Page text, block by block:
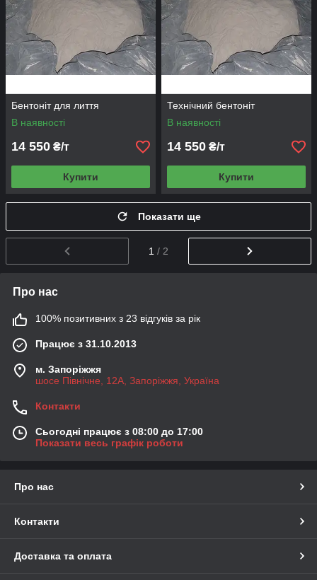
Бентоніт для лиття
В наявності
14 550 ₴/т
Купити
Технічний бентоніт
В наявності
14 550 ₴/т
Купити
Показати ще
1 / 2
Про нас
100% позитивних з 23 відгуків за рік
Працює з 31.10.2013
м. Запоріжжя
шосе Північне, 12А, Запоріжжя, Україна
Контакти
Сьогодні працює з 08:00 до 17:00
Показати весь графік роботи
Про нас
Контакти
Доставка та оплата